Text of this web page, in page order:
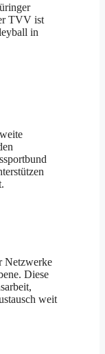
TVV ist
in
Netzwerke
Diese
weit